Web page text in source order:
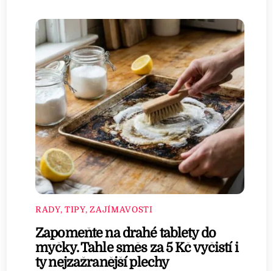
RADY, TIPY, ZAJÍMAVOSTI
Zapomeňte na drahé tablety do
myčky. Tahle směs za 5 Kč vyčistí i
ty nejzažranější plechy